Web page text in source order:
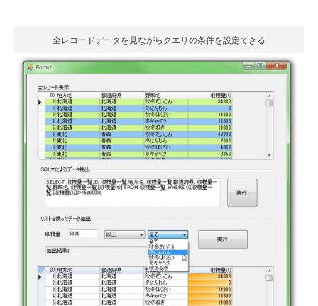
全レコードデータを見ながらクエリの条件を設定できる